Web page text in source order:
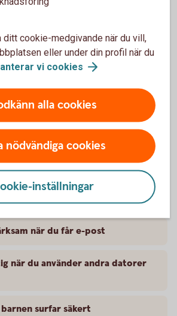
och lösenord
och personlig brandvägg
uppdaterad
på din router
att uppkopplingen är krypterad
du är klar
när du får e-post
när du använder andra datorer
surfar säkert
ditt cookie-medgivande när du vill,
eller under din profil när du
vi cookies
alla cookies
nödvändiga cookies
inställningar